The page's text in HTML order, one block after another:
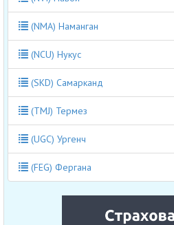
(NMA) Наманган
(NCU) Нукус
(SKD) Самарканд
(TMJ) Термез
(UGC) Ургенч
(FEG) Фергана